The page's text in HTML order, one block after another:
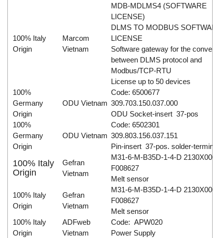
100% Italy
Origin
Marcom
Vietnam
MDB-MDLMS4 (SOFTWARE
LICENSE)
DLMS TO MODBUS
LICENSE
Software gateway for the
between DLMS protocol and
Modbus/TCP-RTU
License up to 50 devices
100%
Germany
Origin
ODU Vietnam
Code: 6500677
309.703.150.037.000
ODU Socket-insert 37-pos
100%
Germany
Origin
ODU Vietnam
Code: 6502301
309.803.156.037.151
Pin-insert 37-pos. solder-
100% Italy
Origin
Gefran
Vietnam
M31-6-M-B35D-1-4-D
F008627
Melt sensor
100% Italy
Origin
Gefran
Vietnam
M31-6-M-B35D-1-4-D
F008627
Melt sensor
100% Italy
Origin
ADFweb
Vietnam
Code: APW020
Power Supply